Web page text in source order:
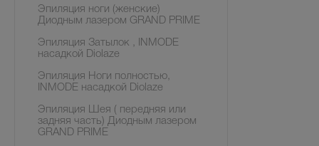
Эпиляция ноги (женские)
Диодным лазером GRAND PRIME
Эпиляция Затылок , INMODE
насадкой Diolaze
Эпиляция Ноги полностью,
INMODE насадкой Diolaze
Эпиляция Шея ( передняя или
задняя часть) Диодным лазером
GRAND PRIME